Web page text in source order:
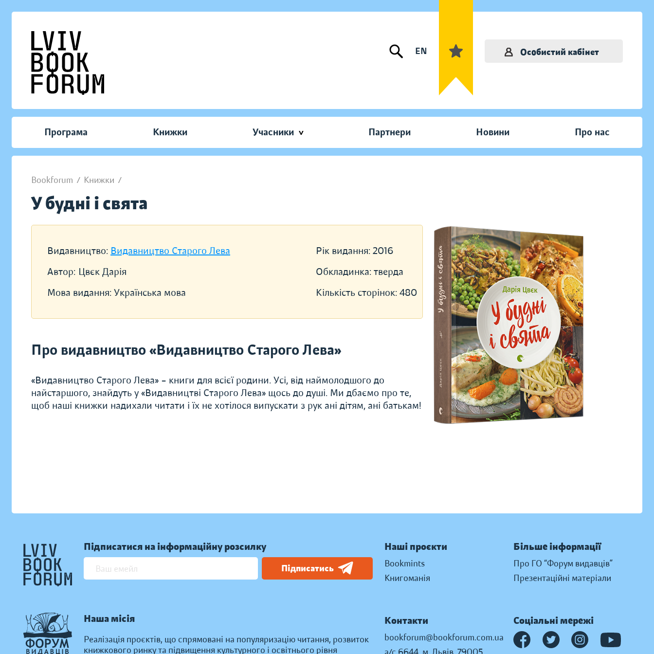
EN Особистий кабінет
Програма Книжки Учасники Партнери Новини Про нас
Bookforum / Книжки /
У будні і свята
Видавництво: Видавництво Старого Лева
Автор: Цвєк Дарія
Мова видання: Українська мова
Рік видання: 2016
Обкладинка: тверда
Кількість сторінок: 480
Про видавництво «Видавництво Старого Лева»
«Видавництво Старого Лева» – книги для всієї родини. Усі, від наймолодшого до
найстаршого, знайдуть у «Видавництві Старого Лева» щось до душі. Ми дбаємо про те,
щоб наші книжки надихали читати і їх не хотілося випускати з рук ані дітям, ані батькам!
Підписатися на інформаційну розсилку
Підписатись
Наша місія
Реалізація проєктів, що спрямовані на популяризацію читання, розвиток
книжкового ринку та підвищення культурного і освітнього рівня
Наші проєкти
Bookmints
Книгоманія
Більше інформації
Про ГО “Форум видавців”
Презентаційні матеріали
Контакти
bookforum@bookforum.com.ua
Соціальні мережі